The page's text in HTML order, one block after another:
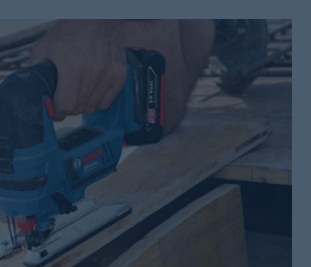
De forskellige modeller kan
og funktionalitet. For at
og få en gennemgang af de
vi vores guide Vælg den